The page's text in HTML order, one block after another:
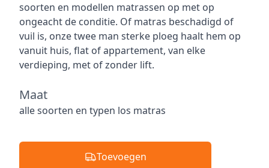
soorten en modellen matrassen op met op
ongeacht de conditie. Of matras beschadigd of
vuil is, onze twee man sterke ploeg haalt hem op
vanuit huis, flat of appartement, van elke
verdieping, met of zonder lift.
Maat
Maat
alle soorten en typen los matras
Toevoegen